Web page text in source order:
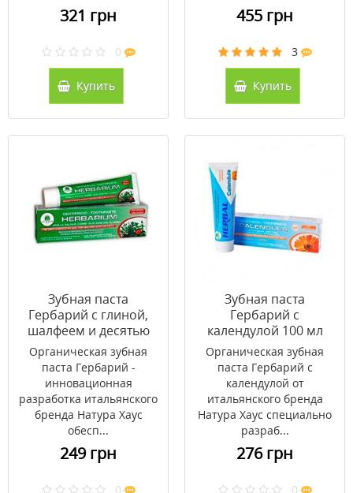
321 грн
0
Купить
455 грн
3
Купить
Зубная паста
Гербарий с глиной,
шалфеем и десятью
травами 100 мл
Органическая зубная
паста Гербарий -
инновационная
разработка итальянского
бренда Натура Хаус
обесп...
249 грн
0
Зубная паста
Гербарий с
календулой 100 мл
Органическая зубная
паста Гербарий с
календулой от
итальянского бренда
Натура Хаус специально
разраб...
276 грн
0